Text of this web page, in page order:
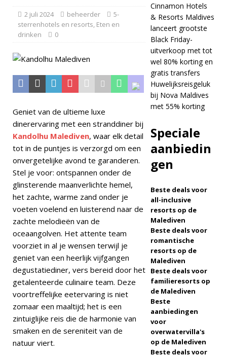
STERRENHOTELS
[ 21 november
2025 ] Black
Friday-aanbieding
op Dhawa Ihuru
2025
SPECIALE
AANBIEDINGEN
[ 17 november
2025 ] Cinnamon
Hotels & Resorts
Maldives lanceert
grootste Black
met tot wel 80%
2 juli 2024 beheerder
5-
sterrenhotels en resorts, Eten en
drinken
0
Geniet van de ultieme luxe
dinerervaring met een stranddiner bij
Kandolhu Malediven, waar elk detail
tot in de puntjes is verzorgd om een
onvergetelijke avond te garanderen.
Stel je voor: ontspannen onder de
glinsterende maanverlichte hemel,
het zachte, warme zand onder je
voeten voelend en luisterend naar de
zachte melodieën van de
oceaangolven. Het attente team
voorziet in al je wensen terwijl je
geniet van een heerlijk vijfgangen
degustatiediner, vers bereid door het
getalenteerde culinaire team. Deze
voortreffelijke eetervaring is niet
zomaar een maaltijd; het is een
zintuiglijke reis die de harmonie van
smaken en de sereniteit van de
natuur viert.
Cinnamon Hotels
& Resorts Maldives
lanceert grootste
Black Friday-
uitverkoop met tot
wel 80% korting en
gratis transfers
Huwelijksreisgeluk
bij Nova Maldives
met 55% korting
Speciale
aanbiedin
gen
Beste deals voor
all-inclusive
resorts op de
Malediven
Beste deals voor
romantische
resorts op de
Malediven
Beste deals voor
familieresorts op
de Malediven
Beste
aanbiedingen
voor
overwatervilla's
op de Malediven
Beste deals voor